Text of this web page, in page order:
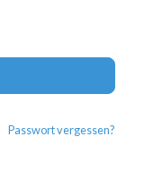
Passwort vergessen?